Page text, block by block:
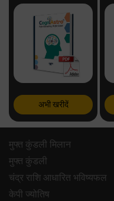
अभी खरीदें
मुफ्त कुंडली मिलान
मुफ्त कुंडली
चंद्र राशि आधारित भविष्यफल
केपी ज्योतिष